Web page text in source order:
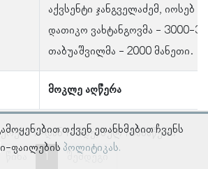
მოკლე აღწერა
აქვსენტი ჯანგველაძემ, იოსებ
დათიკო ვახტანგოვმა - 3000-
თაბუაშვილმა - 2000 მანეთი.
1–დან 1–მდე, სულ 1 ჩანაწერი
წინა
შემდეგი
თქვენ ეთანხმებით ჩვენს
ფაილების პოლიტიკას.